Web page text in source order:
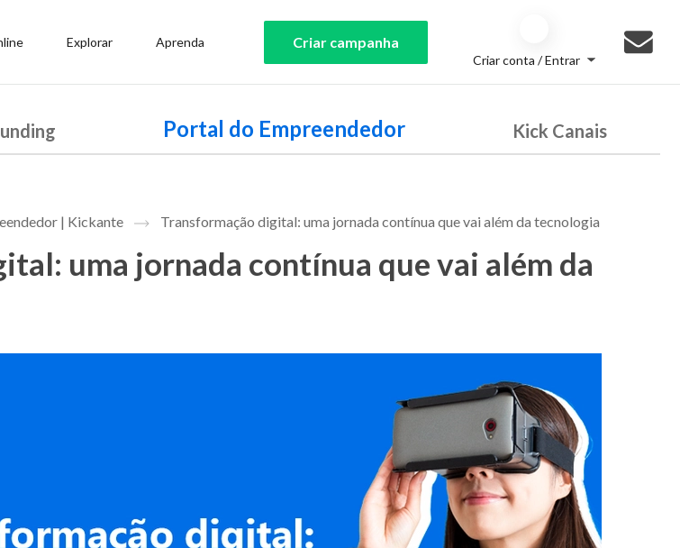
Explorar Aprenda Criar campanha
Criar conta / Entrar
Portal do Empreendedor Kick Canais
| Kickante Transformação digital: uma jornada contínua que vai além da tecnologia
uma jornada contínua que vai além da